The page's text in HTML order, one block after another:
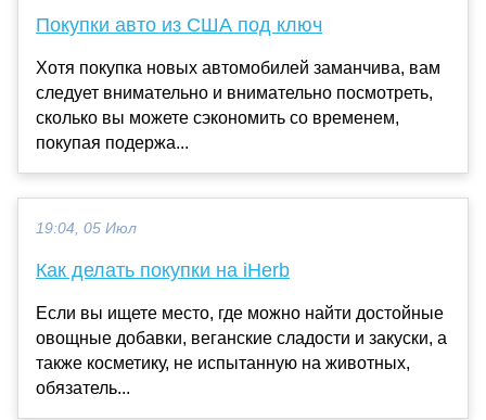
Покупки авто из США под ключ
Хотя покупка новых автомобилей заманчива, вам
следует внимательно и внимательно посмотреть,
сколько вы можете сэкономить со временем,
покупая подержа...
19:04, 05 Июл
Как делать покупки на iHerb
Если вы ищете место, где можно найти достойные
овощные добавки, веганские сладости и закуски, а
также косметику, не испытанную на животных,
обязатель...